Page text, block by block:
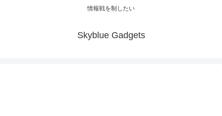
情報戦を制したい
Skyblue Gadgets